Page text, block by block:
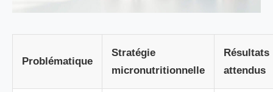
Problématique
Stratégie
micronutritionnelle
Résultats
attendus